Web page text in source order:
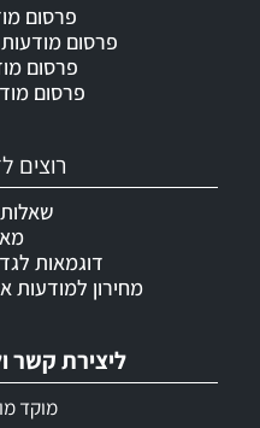
ליצירת קשר
מוקד
רוצים
דוגמאות
מחירון למודעות
פרסום
פרסום
פרסום
פרסום